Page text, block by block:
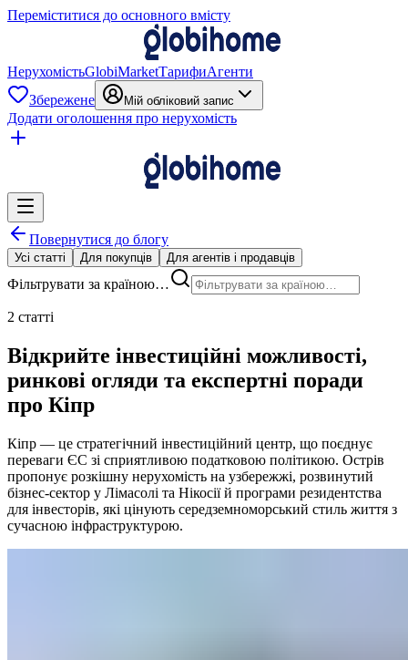
Переміститися до основного вмісту
НерухомістьGlobiMarketТарифиАгенти
Збережене
Мій обліковий запис
Додати оголошення про нерухомість
Повернутися до блогу
Усі статті Для покупців Для агентів і продавців
Фільтрувати за країною…
2 статті
Відкрийте інвестиційні можливості,
ринкові огляди та експертні поради
про Кіпр
Кіпр — це стратегічний інвестиційний центр, що поєднує
переваги ЄС зі сприятливою податковою політикою. Острів
пропонує розкішну нерухомість на узбережжі, розвинутий
бізнес-сектор у Лімасолі та Нікосії й програми резидентства
для інвесторів, які цінують середземноморський стиль життя з
сучасною інфраструктурою.